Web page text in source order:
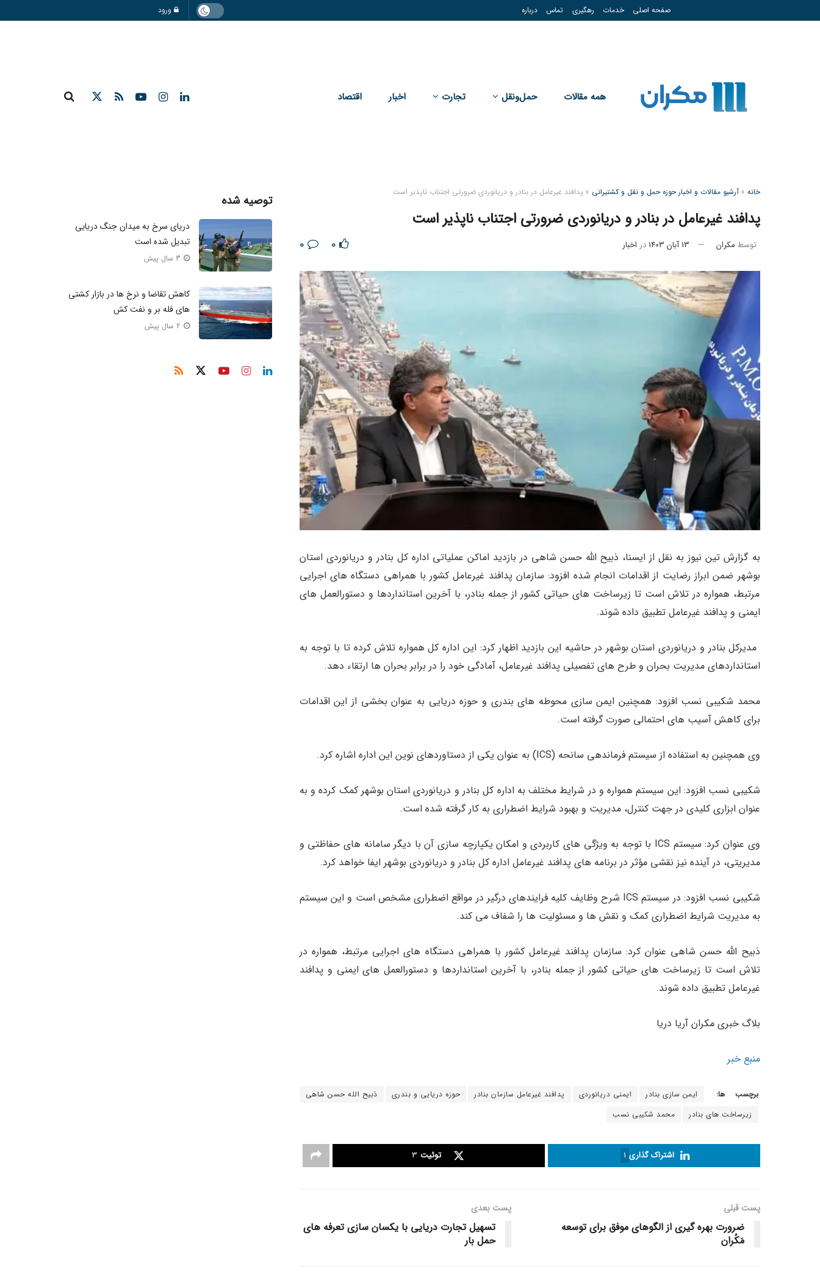
صفحه اصلی خدمات رهگیری تماس درباره ورود
همه مقالات حمل‌و‌نقل تجارت اخبار اقتصاد
خانه »آرشیو مقالات و اخبار حوزه حمل و نقل و کشتیرانی » پدافند غیرعامل در بنادر و دریانوردی ضرورتی اجتناب ناپذیر است
پدافند غیرعامل در بنادر و دریانوردی ضرورتی اجتناب ناپذیر است
توسط مکران 13 آبان 1403 در اخبار 0
به گزارش تین نیوز به نقل از ایسنا، ذبیح الله حسن شاهی در بازدید اماکن عملیاتی اداره کل بنادر و دریانوردی استان
بوشهر ضمن ابراز رضایت از اقدامات انجام شده افزود: سازمان پدافند غیرعامل کشور با همراهی دستگاه های اجرایی
مرتبط، همواره در تلاش است تا زیرساخت های حیاتی کشور از جمله بنادر، با آخرین استانداردها و دستورالعمل های
ایمنی و پدافند غیرعامل تطبیق داده شوند.
مدیرکل بنادر و دریانوردی استان بوشهر در حاشیه این بازدید اظهار کرد: این اداره کل همواره تلاش کرده تا با توجه به
استانداردهای مدیریت بحران و طرح های تفصیلی پدافند غیرعامل، آمادگی خود را در برابر بحران ها ارتقاء دهد.
محمد شکیبی نسب افزود: همچنین ایمن سازی محوطه های بندری و حوزه دریایی به عنوان بخشی از این اقدامات
برای کاهش آسیب های احتمالی صورت گرفته است.
وی همچنین به استفاده از سیستم فرماندهی سانحه (ICS) به عنوان یکی از دستاوردهای نوین این اداره اشاره کرد.
شکیبی نسب افزود: این سیستم همواره و در شرایط مختلف به اداره کل بنادر و دریانوردی استان بوشهر کمک کرده و به
عنوان ابزاری کلیدی در جهت کنترل، مدیریت و بهبود شرایط اضطراری به کار گرفته شده است.
وی عنوان کرد: سیستم ICS با توجه به ویژگی های کاربردی و امکان یکپارچه سازی آن با دیگر سامانه های حفاظتی و
مدیریتی، در آینده نیز نقشی مؤثر در برنامه های پدافند غیرعامل اداره کل بنادر و دریانوردی بوشهر ایفا خواهد کرد.
شکیبی نسب افزود: در سیستم ICS شرح وظایف کلیه فرایندهای درگیر در مواقع اضطراری مشخص است و این سیستم
به مدیریت شرایط اضطراری کمک و نقش ها و مسئولیت ها را شفاف می کند.
ذبیح الله حسن شاهی عنوان کرد: سازمان پدافند غیرعامل کشور با همراهی دستگاه های اجرایی مرتبط، همواره در
تلاش است تا زیرساخت های حیاتی کشور از جمله بنادر، با آخرین استانداردها و دستورالعمل های ایمنی و پدافند
غیرعامل تطبیق داده شوند.
بلاگ خبری مکران آریا دریا
منبع خبر
برچسب ها: ایمن سازی بنادر ایمنی دریانوردی پدافند غیرعامل سازمان بنادر حوزه دریایی و بندری
ذبیح الله حسن شاهی
زیرساخت های بنادر
محمد شکیبی نسب
اشتراک گذاری 1 توئیت 3
پست قبلی
ضرورت بهره گیری از الگوهای موفق برای توسعه
مَکُران
پست‌ بعدی
تسهیل تجارت دریایی با یکسان سازی تعرفه های
حمل بار
توصیه شده
دریای سرخ به میدان جنگ دریایی
تبدیل شده است
3 سال پیش
کاهش تقاضا و نرخ ها در بازار کشتی
های فله بر و نفت کش
2 سال پیش